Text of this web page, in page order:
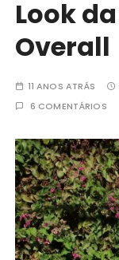
Look
Overall
11 ANOS ATRÁS
6 COMENTÁRIOS